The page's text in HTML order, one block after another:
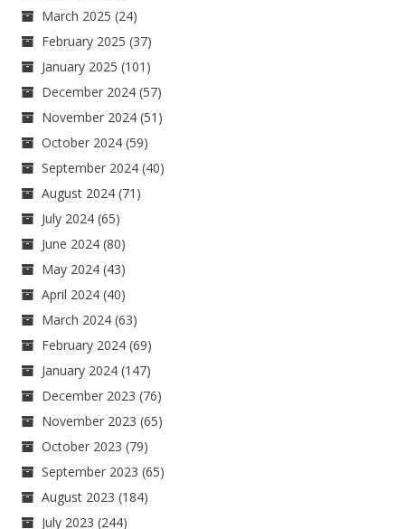
March 2025 (24)
February 2025 (37)
January 2025 (101)
December 2024 (57)
November 2024 (51)
October 2024 (59)
September 2024 (40)
August 2024 (71)
July 2024 (65)
June 2024 (80)
May 2024 (43)
April 2024 (40)
March 2024 (63)
February 2024 (69)
January 2024 (147)
December 2023 (76)
November 2023 (65)
October 2023 (79)
September 2023 (65)
August 2023 (184)
July 2023 (244)